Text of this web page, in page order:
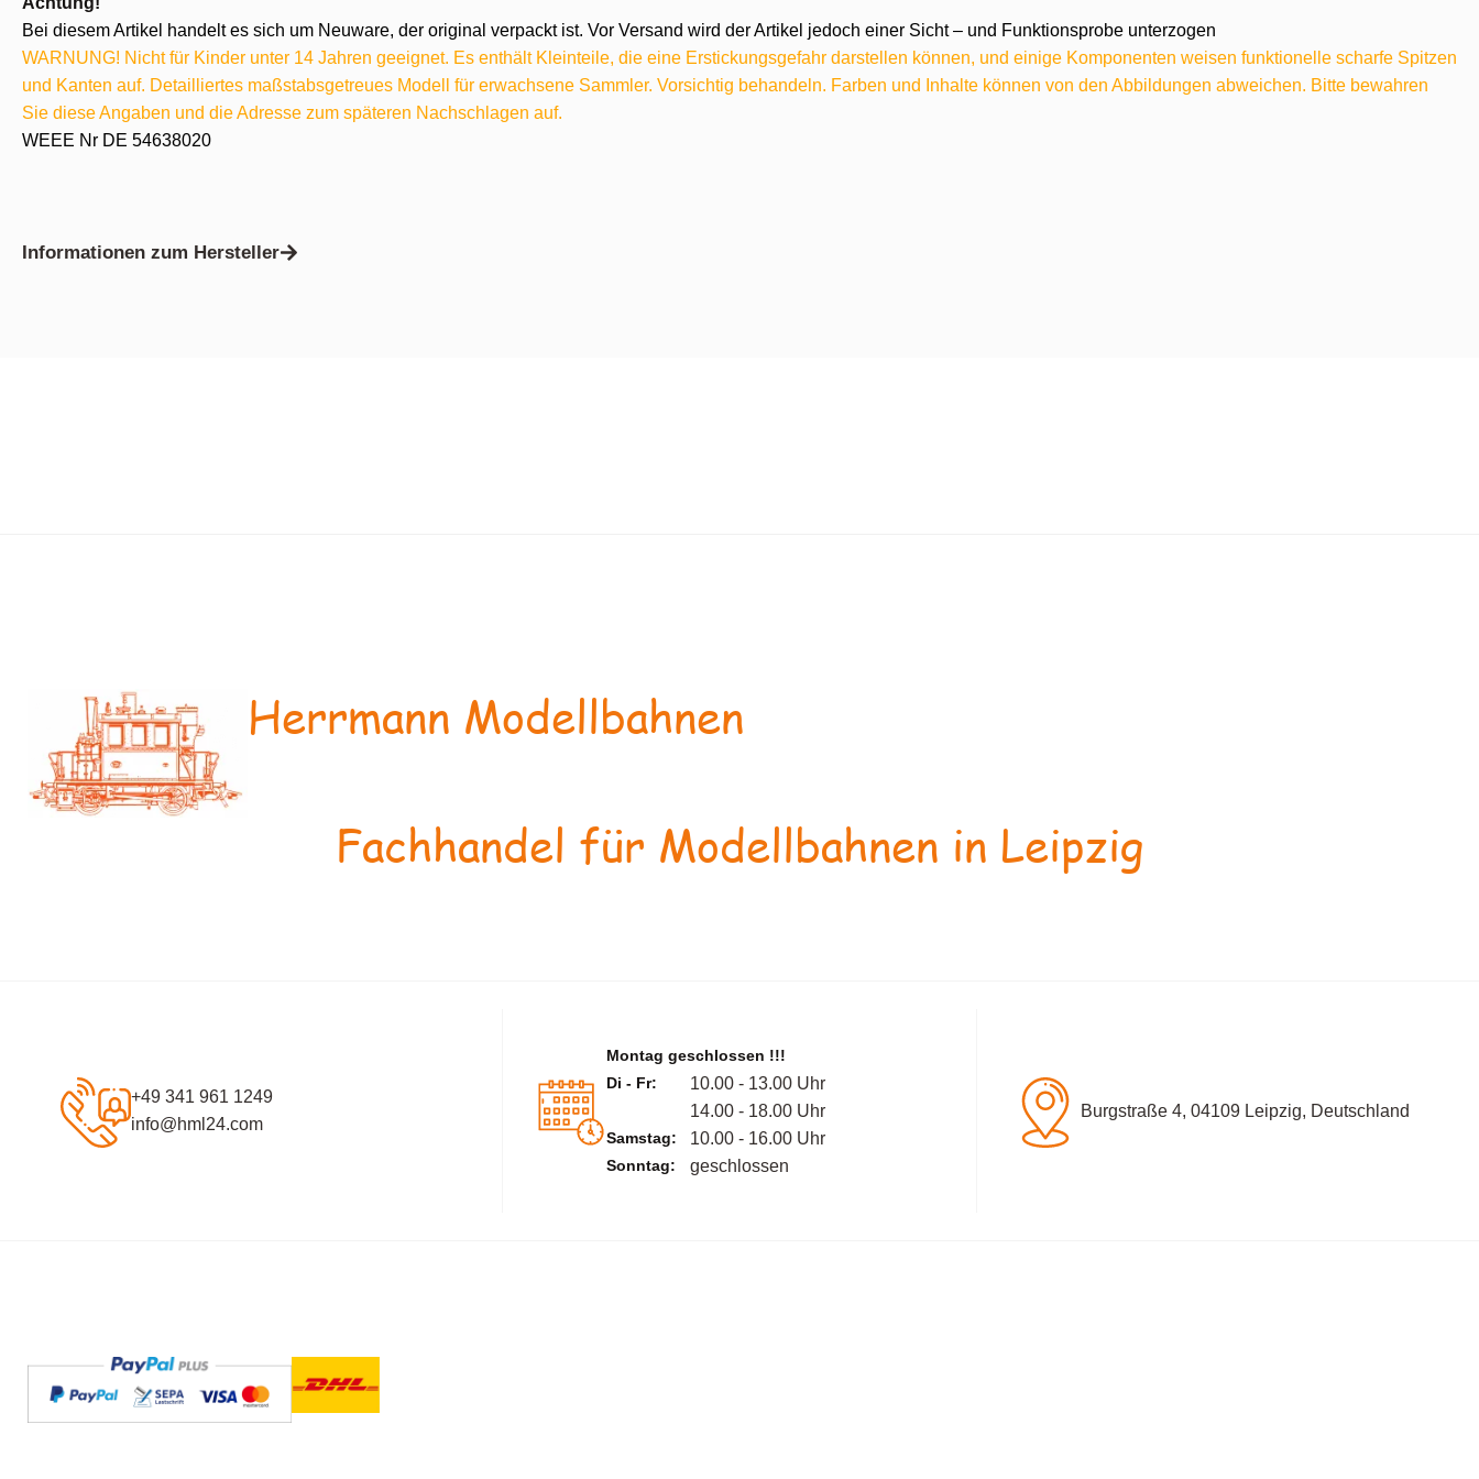
Bei diesem Artikel handelt es sich um Neuware, der original verpackt ist. Vor Versand wird der Artikel jedoch einer Sicht – und Funktionsprobe unterzogen
WARNUNG! Nicht für Kinder unter 14 Jahren geeignet. Es enthält Kleinteile, die eine Erstickungsgefahr darstellen können, und einige Komponenten weisen funktionelle scharfe Spitzen
und Kanten auf. Detailliertes maßstabsgetreues Modell für erwachsene Sammler. Vorsichtig behandeln. Farben und Inhalte können von den Abbildungen abweichen. Bitte bewahren
Sie diese Angaben und die Adresse zum späteren Nachschlagen auf.
WEEE Nr DE 54638020
Informationen zum Hersteller
Herrmann Modellbahnen
Fachhandel für Modellbahnen in Leipzig
+49 341 961 1249
info@hml24.com
Montag geschlossen !!!
Di - Fr:
10.00 - 13.00 Uhr
14.00 - 18.00 Uhr
Samstag: 10.00 - 16.00 Uhr
Sonntag: geschlossen
Burgstraße 4, 04109 Leipzig, Deutschland